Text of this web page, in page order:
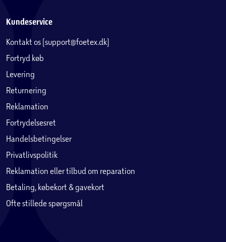
Kundeservice
Kontakt os (support@foetex.dk)
Fortryd køb
Levering
Returnering
Reklamation
Fortrydelsesret
Handelsbetingelser
Privatlivspolitik
Reklamation eller tilbud om reparation
Betaling, købekort & gavekort
Ofte stillede spørgsmål